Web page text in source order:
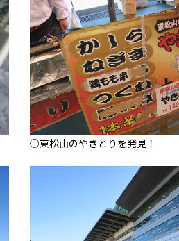
○東松山のやきとりを発見！